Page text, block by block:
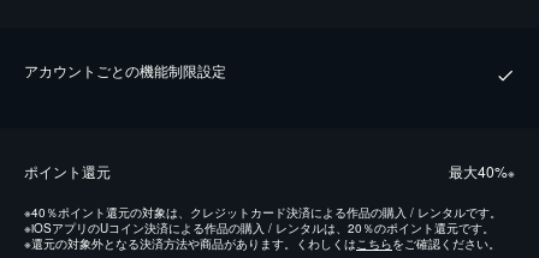
アカウントごとの機能制限設定
ポイント還元 最⼤40%※
※40％ポイント還元の対象は、クレジットカード決済による作品の購入 / レンタルです。
※iOSアプリのUコイン決済による作品の購入 / レンタルは、20％のポイント還元です。
※還元の対象外となる決済方法や商品があります。くわしくはこちらをご確認ください。